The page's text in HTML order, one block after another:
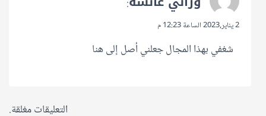
:
2 يناير,2023 الساعة 12:23 م
شغفي بهذا المجال جعلني أصل إلى هنا
التعليقات مغلقة.